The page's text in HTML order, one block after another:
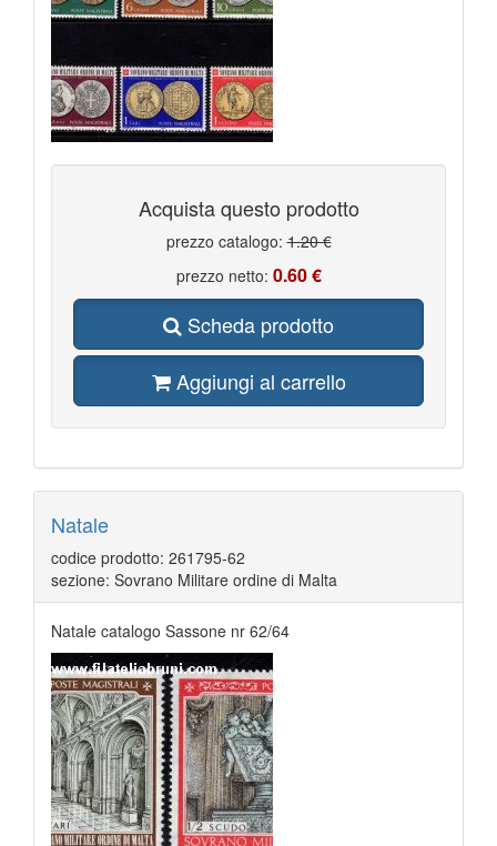
Acquista questo prodotto
prezzo catalogo:1.20 €
prezzo netto: 0.60 €
Scheda prodotto
Aggiungi al carrello
Natale
codice prodotto: 261795-62
sezione: Sovrano Militare ordine di Malta
Natale catalogo Sassone nr 62/64